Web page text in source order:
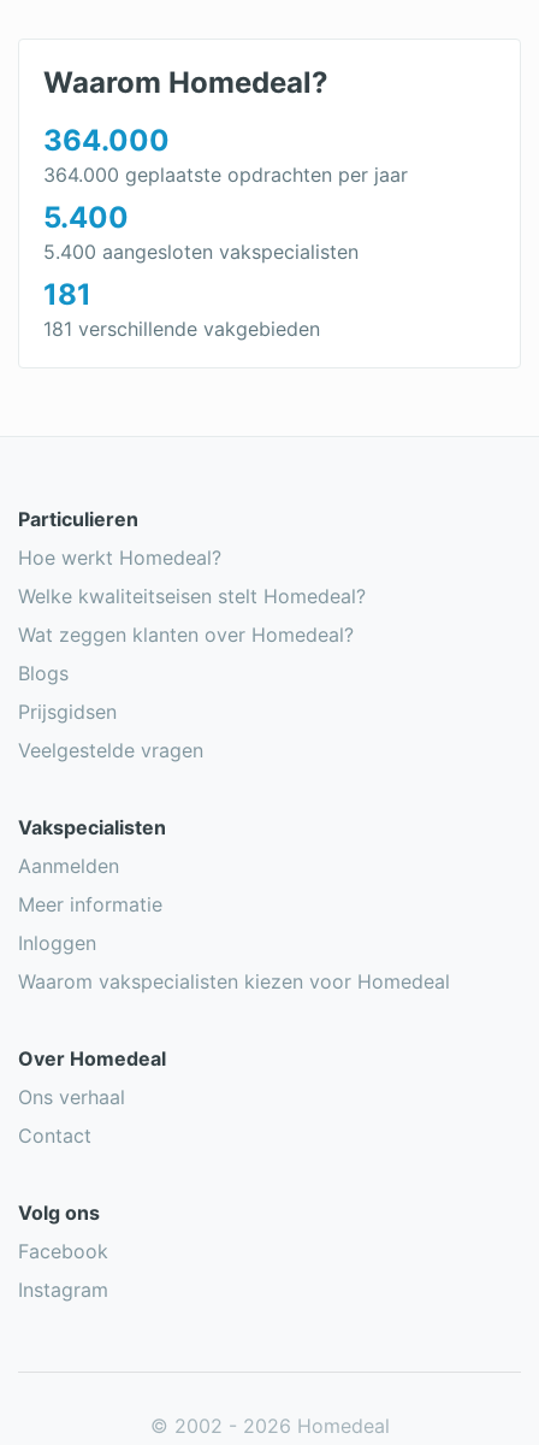
Waarom Homedeal?
364.000
364.000 geplaatste opdrachten per jaar
5.400
5.400 aangesloten vakspecialisten
181
181 verschillende vakgebieden
Particulieren
Hoe werkt Homedeal?
Welke kwaliteitseisen stelt Homedeal?
Wat zeggen klanten over Homedeal?
Blogs
Prijsgidsen
Veelgestelde vragen
Vakspecialisten
Aanmelden
Meer informatie
Inloggen
Waarom vakspecialisten kiezen voor Homedeal
Over Homedeal
Ons verhaal
Contact
Volg ons
Facebook
Instagram
© 2002 - 2026 Homedeal